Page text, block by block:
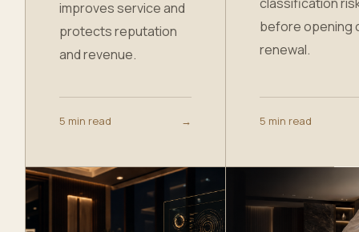
improves service and
protects reputation
and revenue.
5 min read →
before opening
renewal.
5 min read